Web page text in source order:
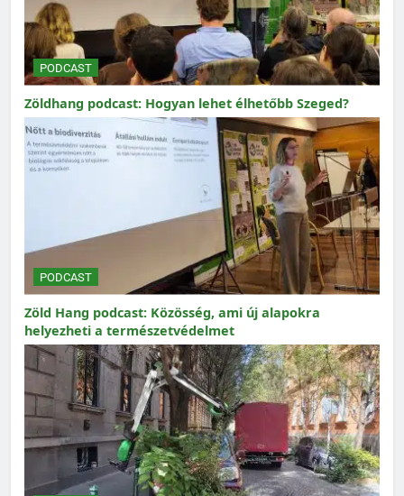
PODCAST
Zöldhang podcast: Hogyan lehet élhetőbb Szeged?
PODCAST
Zöld Hang podcast: Közösség, ami új alapokra
helyezheti a természetvédelmet